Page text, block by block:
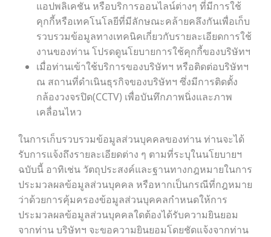
แอปพลิเคชัน หรือบริการออนไลน์ต่างๆ ที่มีการใช้
คุกกี้หรือเทคโนโลยีที่มีลักษณะคล้ายคลึงกันเพื่อเก็บ
รวบรวมข้อมูลทางเทคนิคเกี่ยวกับรายละเอียดการใช้
งานของท่าน โปรดดูนโยบายการใช้คุกกี้ของบริษัทฯ
เมื่อท่านเข้าใช้บริการของบริษัทฯ หรือติดต่อบริษัทฯ
ณ สถานที่ดำเนินธุรกิจของบริษัทฯ ซึ่งมีการติดตั้ง
กล้องวงจรปิด(CCTV) เพื่อบันทึกภาพนิ่งและภาพ
เคลื่อนไหว
ในการเก็บรวบรวมข้อมูลส่วนบุคคลของท่าน ท่านจะได้
รับการแจ้งถึงรายละเอียดต่าง ๆ ตามที่ระบุในนโยบายฯ
ฉบับนี้ อาทิเช่น วัตถุประสงค์และฐานทางกฎหมายในการ
ประมวลผลข้อมูลส่วนบุคคล หรือหากเป็นกรณีที่กฎหมาย
ว่าด้วยการคุ้มครองข้อมูลส่วนบุคคลกำหนดให้การ
ประมวลผลข้อมูลส่วนบุคคลใดต้องได้รับความยินยอม
จากท่าน บริษัทฯ จะขอความยินยอมโดยชัดแจ้งจากท่าน